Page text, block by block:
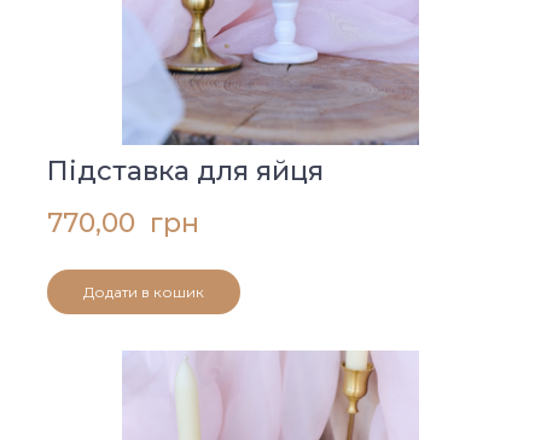
Підставка для яйця
770,00  грн
Додати в кошик